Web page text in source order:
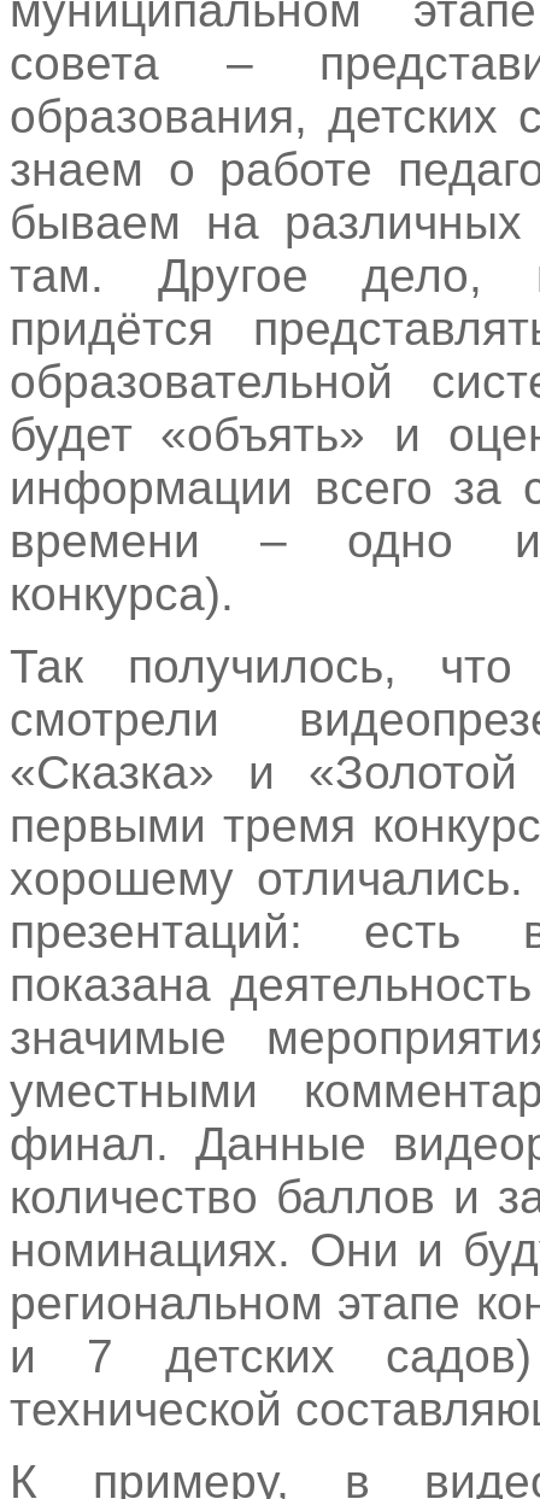
совета –
образования,
знаем о работе
бываем на различных
там. Другое дело,
придётся
образовательной
будет «объять» и
информации всего за
времени – одно
конкурса).
Так получилось,
смотрели
«Сказка» и
первыми тремя
хорошему отличались.
презентаций: есть
показана
значимые
уместными
финал. Данные
количество баллов и
номинациях. Они и
региональном этапе
и 7 детских
технической
К примеру, в